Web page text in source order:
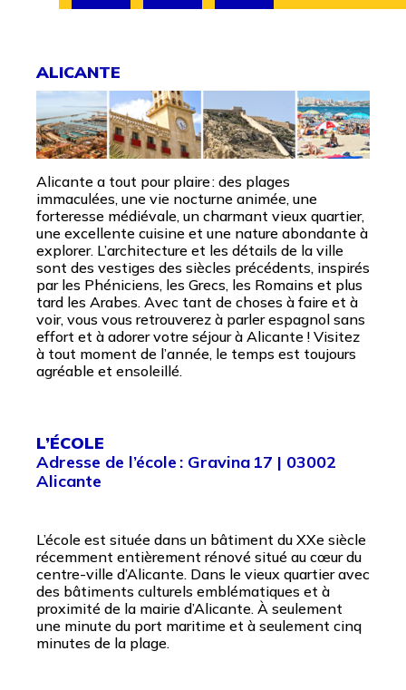
ALICANTE
Alicante a tout pour plaire : des plages
immaculées, une vie nocturne animée, une
forteresse médiévale, un charmant vieux quartier,
une excellente cuisine et une nature abondante à
explorer. L’architecture et les détails de la ville
sont des vestiges des siècles précédents, inspirés
par les Phéniciens, les Grecs, les Romains et plus
tard les Arabes. Avec tant de choses à faire et à
voir, vous vous retrouverez à parler espagnol sans
effort et à adorer votre séjour à Alicante ! Visitez
à tout moment de l’année, le temps est toujours
agréable et ensoleillé.
L’ÉCOLE
Adresse de l’école : Gravina 17 | 03002
Alicante
L’école est située dans un bâtiment du XXe siècle
récemment entièrement rénové situé au cœur du
centre-ville d’Alicante. Dans le vieux quartier avec
des bâtiments culturels emblématiques et à
proximité de la mairie d’Alicante. À seulement
une minute du port maritime et à seulement cinq
minutes de la plage.